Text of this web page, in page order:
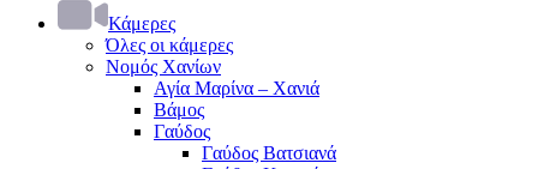
Κάμερες
Όλες οι κάμερες
Νομός Χανίων
Αγία Μαρίνα – Χανιά
Βάμος
Γαύδος
Γαύδος Βατσιανά